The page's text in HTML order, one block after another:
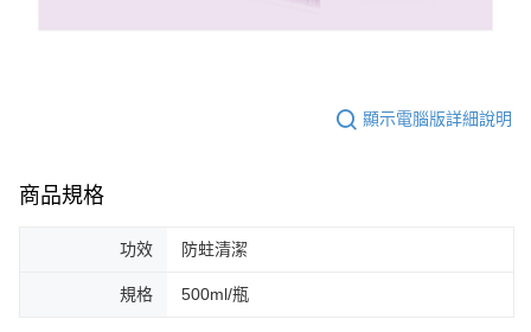
顯示電腦版詳細說明
商品規格
功效 防蛀清潔
規格 500ml/瓶